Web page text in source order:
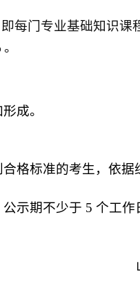
即每门专业基础知识课
。
成。
格标准的考生，依据
示期不少于 5 个工作